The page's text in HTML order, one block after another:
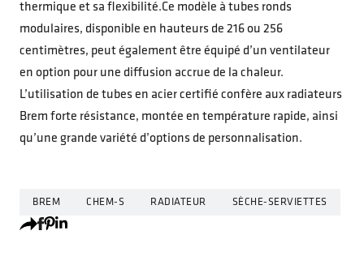
thermique et sa flexibilité.Ce modèle à tubes ronds
modulaires, disponible en hauteurs de 216 ou 256
centimètres, peut également être équipé d’un ventilateur
en option pour une diffusion accrue de la chaleur.
L’utilisation de tubes en acier certifié confère aux radiateurs
Brem forte résistance, montée en température rapide, ainsi
qu’une grande variété d’options de personnalisation.
BREM CHEM-S RADIATEUR SÈCHE-SERVIETTES